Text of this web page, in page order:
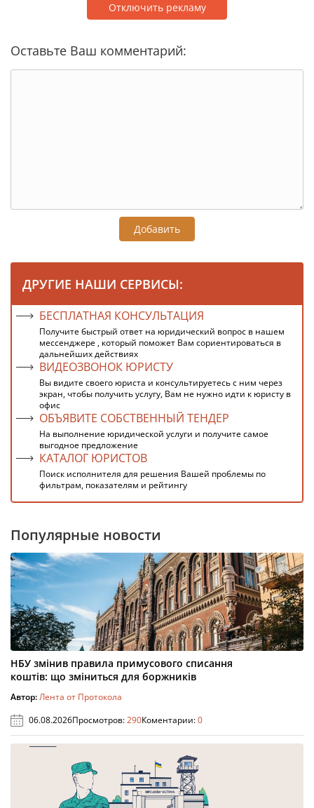
Отключить рекламу
Оставьте Ваш комментарий:
Добавить
ДРУГИЕ НАШИ СЕРВИСЫ:
БЕСПЛАТНАЯ КОНСУЛЬТАЦИЯ
Получите быстрый ответ на юридический вопрос в нашем
мессенджере , который поможет Вам сориентироваться в
дальнейших действиях
ВИДЕОЗВОНОК ЮРИСТУ
Вы видите своего юриста и консультируетесь с ним через
экран, чтобы получить услугу, Вам не нужно идти к юристу в
офис
ОБЪЯВИТЕ СОБСТВЕННЫЙ ТЕНДЕР
На выполнение юридической услуги и получите самое
выгодное предложение
КАТАЛОГ ЮРИСТОВ
Поиск исполнителя для решения Вашей проблемы по
фильтрам, показателям и рейтингу
Популярные новости
НБУ змінив правила примусового списання
коштів: що зміниться для боржників
Автор:Лента от Протокола
06.08.2026Просмотров:290Коментарии:0